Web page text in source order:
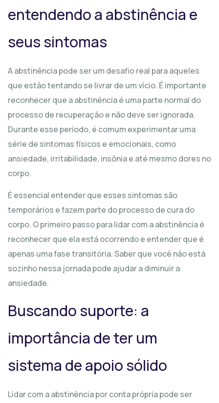
entendendo a abstinência e
seus sintomas
A abstinência pode ser um desafio real para aqueles
que estão tentando se livrar de um vício. É importante
reconhecer que a abstinência é uma parte normal do
processo de recuperação e não deve ser ignorada.
Durante esse período, é comum experimentar uma
série de sintomas físicos e emocionais, como
ansiedade, irritabilidade, insônia e até mesmo dores no
corpo.
É essencial entender que esses sintomas são
temporários e fazem parte do processo de cura do
corpo. O primeiro passo para lidar com a abstinência é
reconhecer que ela está ocorrendo e entender que é
apenas uma fase transitória. Saber que você não está
sozinho nessa jornada pode ajudar a diminuir a
ansiedade.
Buscando suporte: a
importância de ter um
sistema de apoio sólido
Lidar com a abstinência por conta própria pode ser